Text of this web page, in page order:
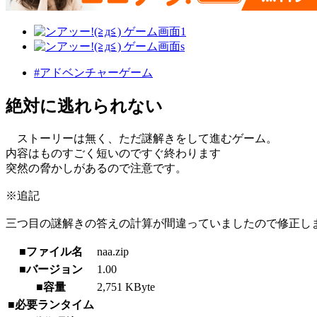
#アドベンチャーゲーム
絶対に逃れられない
ストーリーは無く、ただ謎解きをして進むゲーム。
内容はものすごく短いのですぐ終わります
突然の脅かしがあるので注意です。
※追記
三つ目の謎解きの答えの計算が間違っていましたので修正し
■ファイル名
naa.zip
■バージョン
1.00
■容量
2,751 KByte
■必要ランタイム